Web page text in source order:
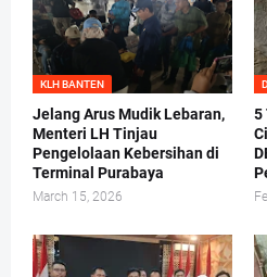
KLH BANTEN
Jelang Arus Mudik Lebaran,
Menteri LH Tinjau
Pengelolaan Kebersihan di
Terminal Purabaya
March 15, 2026
5